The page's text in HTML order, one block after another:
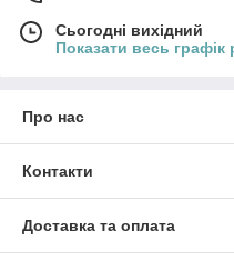
Сьогодні вихідний
Показати весь графік
Про нас
Контакти
Доставка та оплата